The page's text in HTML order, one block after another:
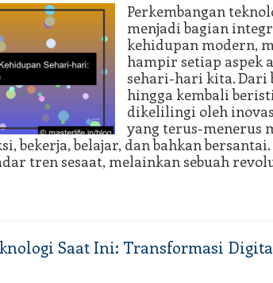
Perkembangan
menjadi bagian
kehidupan modern,
hampir setiap aspek
sehari-hari kita. Dari
hingga kembali
dikelilingi oleh
yang terus-menerus
bekerja, belajar, dan bahkan bersantai.
tren sesaat, melainkan sebuah
Saat Ini: Transformasi